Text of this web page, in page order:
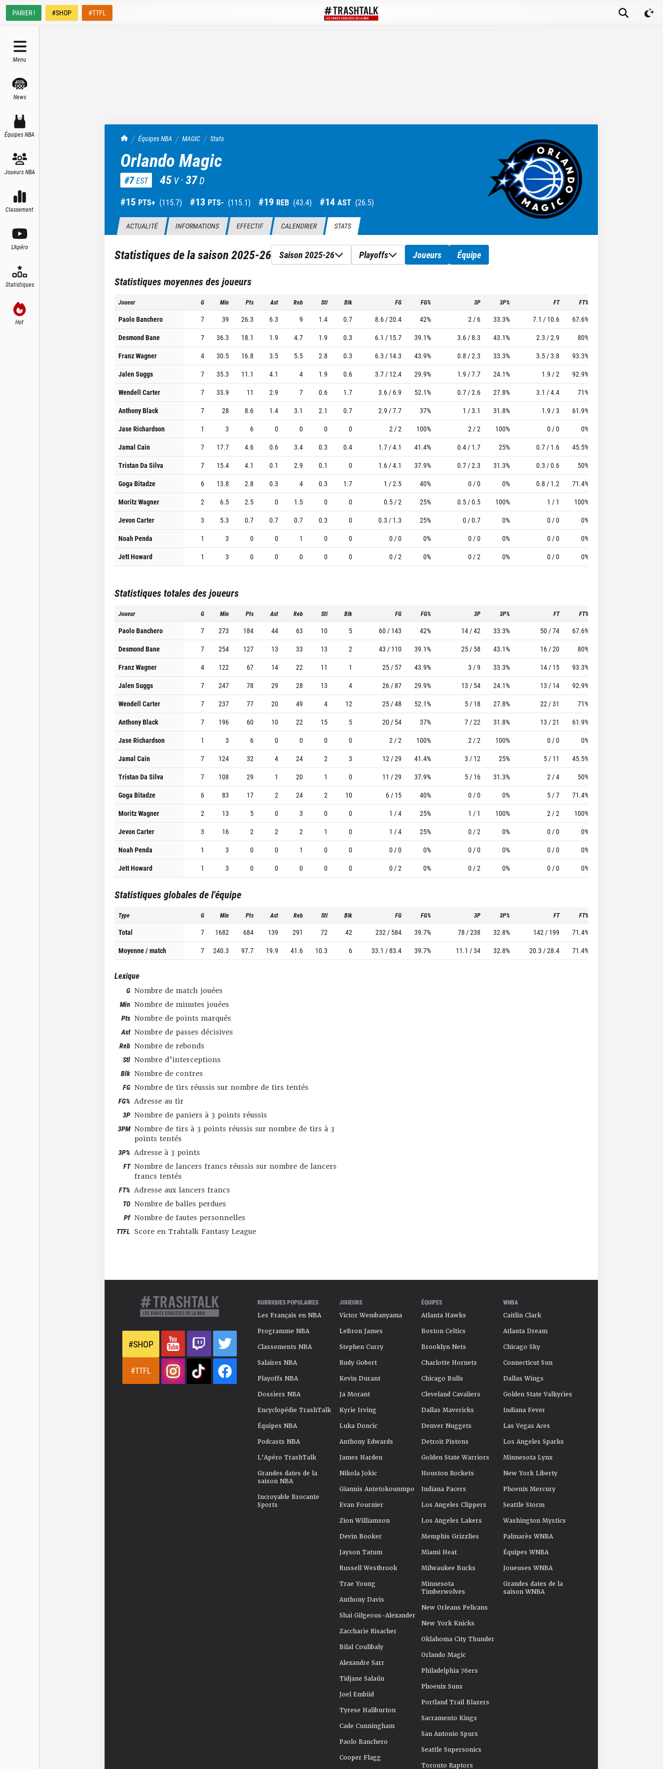
PARIER ! #SHOP #TTFL
Menu
News
Équipes NBA
Joueurs NBA
Classement
L'Apéro
Statistiques
Hot
TrashTalk Actu NBA
Équipes NBA MAGIC Stats
Orlando Magic
#7EST 45 V ·37D
#15 PTS+ (115.7) #13 PTS- (115.1) #19 REB (43.4) #14 AST (26.5)
ACTUALITÉ INFORMATIONS EFFECTIF CALENDRIER STATS
Statistiques de la saison2025-26 Saison 2025-26 Playoffs Joueurs Équipe
Statistiques moyennes des joueurs
Joueur G Min Pts Ast Reb Stl Blk FG FG% 3P 3P% FT FT%
Paolo Banchero 7 39 26.3 6.3 9 1.4 0.7 8.6 / 20.4 42% 2 / 6 33.3% 7.1 / 10.6 67.6%
Desmond Bane
7 36.3 18.1 1.9 4.7 1.9 0.3 6.1 / 15.7 39.1% 3.6 / 8.3 43.1% 2.3 / 2.9 80%
Franz Wagner
4 30.5 16.8 3.5 5.5 2.8 0.3 6.3 / 14.3 43.9% 0.8 / 2.3 33.3% 3.5 / 3.8 93.3%
Jalen Suggs
7 35.3 11.1 4.1 4 1.9 0.6 3.7 / 12.4 29.9% 1.9 / 7.7 24.1% 1.9 / 2 92.9%
Wendell Carter
7 33.9 11 2.9 7 0.6 1.7 3.6 / 6.9 52.1% 0.7 / 2.6 27.8% 3.1 / 4.4 71%
Anthony Black
7 28 8.6 1.4 3.1 2.1 0.7 2.9 / 7.7 37% 1 / 3.1 31.8% 1.9 / 3 61.9%
Jase Richardson
1 3 6 0 0 0 0 2 / 2 100% 2 / 2 100% 0 / 0 0%
Jamal Cain
7 17.7 4.6 0.6 3.4 0.3 0.4 1.7 / 4.1 41.4% 0.4 / 1.7 25% 0.7 / 1.6 45.5%
Tristan Da Silva
7 15.4 4.1 0.1 2.9 0.1 0 1.6 / 4.1 37.9% 0.7 / 2.3 31.3% 0.3 / 0.6 50%
Goga Bitadze
6 13.8 2.8 0.3 4 0.3 1.7 1 / 2.5 40% 0 / 0 0% 0.8 / 1.2 71.4%
Moritz Wagner
2 6.5 2.5 0 1.5 0 0 0.5 / 2 25% 0.5 / 0.5 100% 1 / 1 100%
Jevon Carter
3 5.3 0.7 0.7 0.7 0.3 0 0.3 / 1.3 25% 0 / 0.7 0% 0 / 0 0%
Noah Penda
1 3 0 0 1 0 0 0 / 0 0% 0 / 0 0% 0 / 0 0%
Jett Howard
1 3 0 0 0 0 0 0 / 2 0% 0 / 2 0% 0 / 0 0%
Statistiques totales des joueurs
Joueur G Min Pts Ast Reb Stl Blk FG FG% 3P 3P% FT FT%
Paolo Banchero 7 273 184 44 63 10 5 60 / 143 42% 14 / 42 33.3% 50 / 74 67.6%
Desmond Bane
7 254 127 13 33 13 2 43 / 110 39.1% 25 / 58 43.1% 16 / 20 80%
Franz Wagner
4 122 67 14 22 11 1 25 / 57 43.9% 3 / 9 33.3% 14 / 15 93.3%
Jalen Suggs
7 247 78 29 28 13 4 26 / 87 29.9% 13 / 54 24.1% 13 / 14 92.9%
Wendell Carter
7 237 77 20 49 4 12 25 / 48 52.1% 5 / 18 27.8% 22 / 31 71%
Anthony Black
7 196 60 10 22 15 5 20 / 54 37% 7 / 22 31.8% 13 / 21 61.9%
Jase Richardson
1 3 6 0 0 0 0 2 / 2 100% 2 / 2 100% 0 / 0 0%
Jamal Cain
7 124 32 4 24 2 3 12 / 29 41.4% 3 / 12 25% 5 / 11 45.5%
Tristan Da Silva
7 108 29 1 20 1 0 11 / 29 37.9% 5 / 16 31.3% 2 / 4 50%
Goga Bitadze
6 83 17 2 24 2 10 6 / 15 40% 0 / 0 0% 5 / 7 71.4%
Moritz Wagner
2 13 5 0 3 0 0 1 / 4 25% 1 / 1 100% 2 / 2 100%
Jevon Carter
3 16 2 2 2 1 0 1 / 4 25% 0 / 2 0% 0 / 0 0%
Noah Penda
1 3 0 0 1 0 0 0 / 0 0% 0 / 0 0% 0 / 0 0%
Jett Howard
1 3 0 0 0 0 0 0 / 2 0% 0 / 2 0% 0 / 0 0%
Statistiques globales de l'équipe
Type G Min Pts Ast Reb Stl Blk FG FG% 3P 3P% FT FT%
Total 7 1682 684 139 291 72 42 232 / 584 39.7% 78 / 238 32.8% 142 / 199 71.4%
Moyenne / match
7 240.3 97.7 19.9 41.6 10.3 6 33.1 / 83.4 39.7% 11.1 / 34 32.8% 20.3 / 28.4 71.4%
Lexique
G Nombre de match jouées
Min Nombre de minutes jouées
Pts Nombre de points marqués
Ast Nombre de passes décisives
Reb Nombre de rebonds
Stl Nombre d’interceptions
Blk Nombre de contres
FG Nombre de tirs réussis sur nombre de tirs tentés
FG% Adresse au tir
3P Nombre de paniers à 3 points réussis
3PM Nombre de tirs à 3 points réussis sur nombre de tirs à 3
points tentés
3P% Adresse à 3 points
FT Nombre de lancers francs réussis sur nombre de lancers
francs tentés
FT% Adresse aux lancers francs
TO Nombre de balles perdues
Pf Nombre de fautes personnelles
TTFL Score en Trahtalk Fantasy League
#SHOP
#TTFL
RUBRIQUES POPULAIRES
Les Français en NBA
Programme NBA
Classements NBA
Salaires NBA
Playoffs NBA
Dossiers NBA
Encyclopédie TrashTalk
Équipes NBA
Podcasts NBA
L'Apéro TrashTalk
Grandes dates de la
saison NBA
Incroyable Brocante
Sports
JOUEURS
Victor Wembanyama
LeBron James
Stephen Curry
Rudy Gobert
Kevin Durant
Ja Morant
Kyrie Irving
Luka Doncic
Anthony Edwards
James Harden
Nikola Jokic
Giannis Antetokounmpo
Evan Fournier
Zion Williamson
Devin Booker
Jayson Tatum
Russell Westbrook
Trae Young
Anthony Davis
Shai Gilgeous-Alexander
Zaccharie Risacher
Bilal Coulibaly
Alexandre Sarr
Tidjane Salaün
Joel Embiid
Tyrese Haliburton
Cade Cunningham
Paolo Banchero
Cooper Flagg
ÉQUIPES
Atlanta Hawks
Boston Celtics
Brooklyn Nets
Charlotte Hornets
Chicago Bulls
Cleveland Cavaliers
Dallas Mavericks
Denver Nuggets
Detroit Pistons
Golden State Warriors
Houston Rockets
Indiana Pacers
Los Angeles Clippers
Los Angeles Lakers
Memphis Grizzlies
Miami Heat
Milwaukee Bucks
Minnesota
Timberwolves
New Orleans Pelicans
New York Knicks
Oklahoma City Thunder
Orlando Magic
Philadelphia 76ers
Phoenix Suns
Portland Trail Blazers
Sacramento Kings
San Antonio Spurs
Seattle Supersonics
Toronto Raptors
WNBA
Caitlin Clark
Atlanta Dream
Chicago Sky
Connecticut Sun
Dallas Wings
Golden State Valkyries
Indiana Fever
Las Vegas Aces
Los Angeles Sparks
Minnesota Lynx
New York Liberty
Phoenix Mercury
Seattle Storm
Washington Mystics
Palmarès WNBA
Équipes WNBA
Joueuses WNBA
Grandes dates de la
saison WNBA